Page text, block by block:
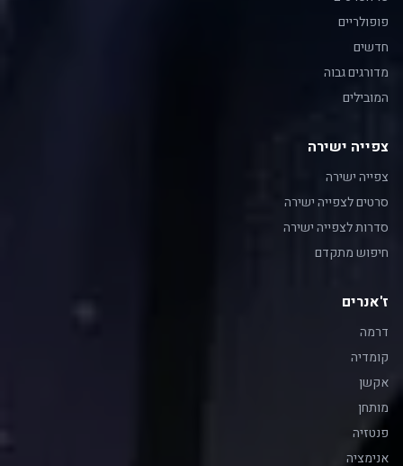
פופולריים
חדשים
מדורגים גבוה
המובילים
צפייה ישירה
צפייה ישירה
סרטים לצפייה ישירה
סדרות לצפייה ישירה
חיפוש מתקדם
ז'אנרים
דרמה
קומדיה
אקשן
מותחן
פנטזיה
אנימציה